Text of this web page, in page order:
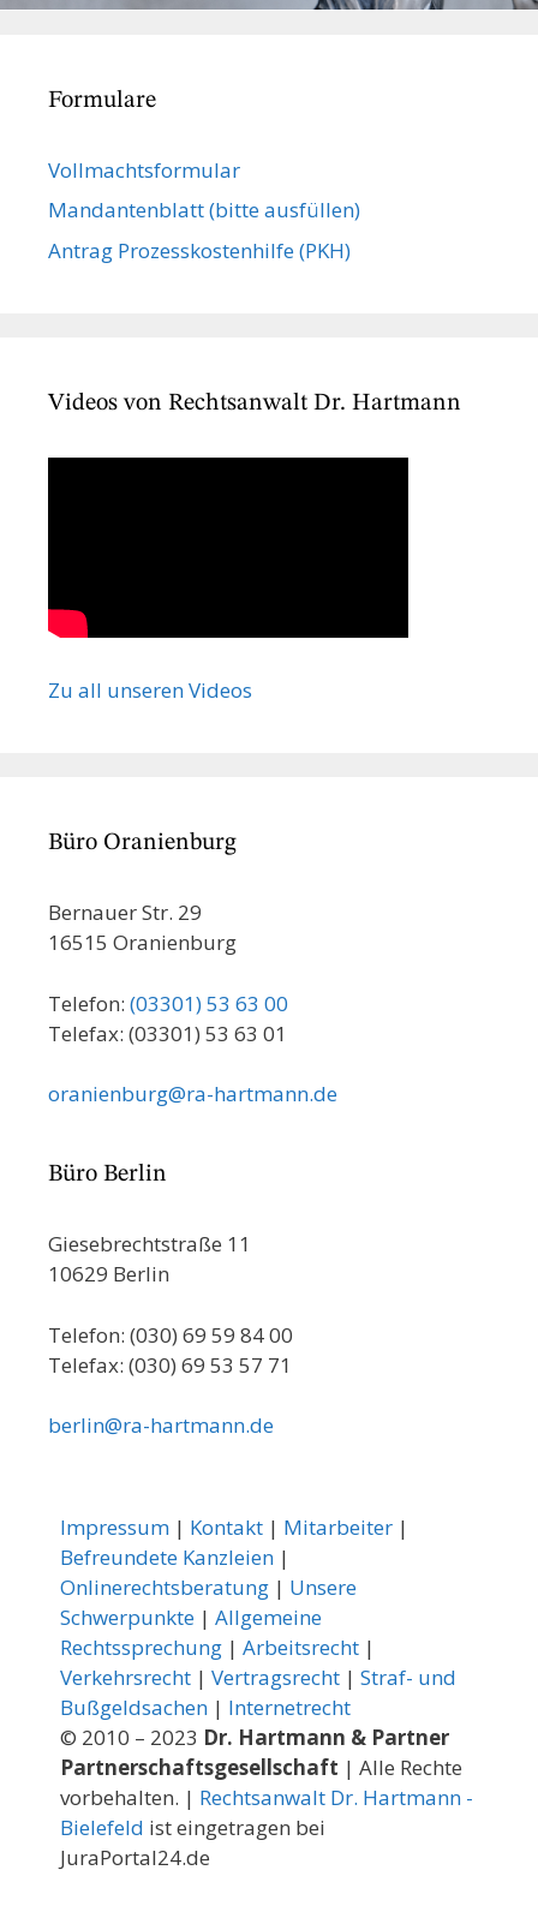
Formulare
Vollmachts­formular
Mandanten­blatt (bitte ausfüllen)
Antrag Prozesskostenhilfe (PKH)
Videos von Rechtsanwalt Dr. Hartmann
Zu all unseren Videos
Büro Oranienburg
Bernauer Str. 29
16515 Oranienburg
Telefon: (03301) 53 63 00
Telefax: (03301) 53 63 01
oranienburg@ra-hartmann.de
Büro Berlin
Giesebrechtstraße 11
10629 Berlin
Telefon: (030) 69 59 84 00
Telefax: (030) 69 53 57 71
berlin@ra-hartmann.de
Impressum | Kontakt | Mitarbeiter |
Befreundete Kanzleien |
Onlinerechtsberatung | Unsere
Schwerpunkte | Allgemeine
Rechtssprechung | Arbeitsrecht |
Verkehrsrecht | Vertragsrecht | Straf- und
Bußgeldsachen | Internetrecht
© 2010 – 2023 Dr. Hartmann & Partner
Partnerschaftsgesellschaft | Alle Rechte
vorbehalten. | Rechtsanwalt Dr. Hartmann -
Bielefeld ist eingetragen bei
JuraPortal24.de